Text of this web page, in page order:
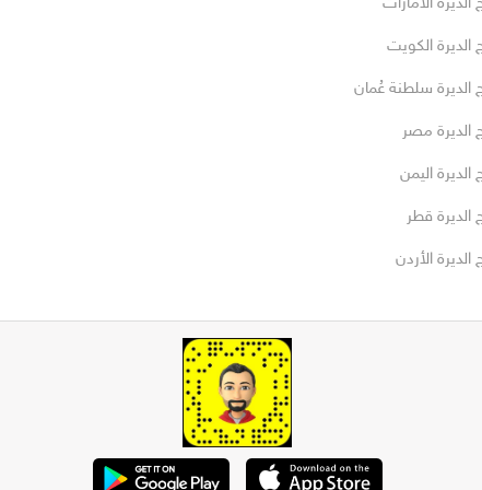
الديرة الامارات
الديرة الكويت
الديرة سلطنة عُمان
الديرة مصر
الديرة اليمن
الديرة قطر
الديرة الأردن